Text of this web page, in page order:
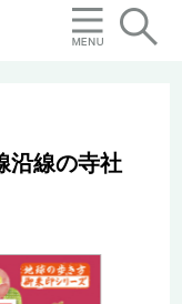
沿線の寺社